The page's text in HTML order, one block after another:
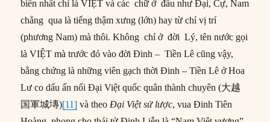
biến nhất chỉ là VIỆT và các chữ ở đầu như Đại, Cự, Nam
chẳng qua là tiếng thậm xưng (lớn) hay từ chỉ vị trí
(phương Nam) mà thôi. Không chỉ ở đời Lý, tên nước gọi
là VIỆT mà trước đó vào đời Đinh – Tiền Lê cũng vậy,
bằng chứng là những viên gạch thời Đinh – Tiền Lê ở Hoa
Lư co dấu ấn nổi Đại Việt quốc quân thành chuyên (大越
国軍城塼)[11] và theoĐại Việt sử lược, vua Đinh Tiên